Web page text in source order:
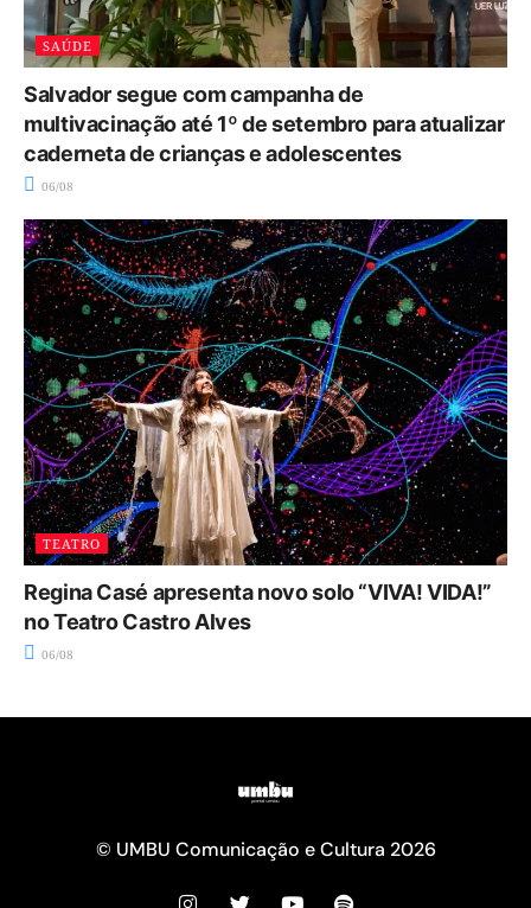
SAÚDE
Salvador segue com campanha de
multivacinação até 1º de setembro para atualizar
caderneta de crianças e adolescentes
06/08
TEATRO
Regina Casé apresenta novo solo “VIVA! VIDA!”
no Teatro Castro Alves
06/08
© UMBU Comunicação e Cultura 2026